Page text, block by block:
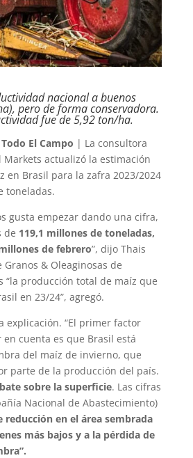
nacional a buenos
pero de forma conservadora.
fue de 5,92 ton/ha.
Todo El Campo | La consultora
Markets actualizó la estimación
en Brasil para la zafra 2023/2024
toneladas.
gusta empezar dando una cifra,
de 119,1 millones de toneladas,
de febrero”, dijo Thais
& Oleaginosas de
“la producción total de maíz que
en 23/24”, agregó.
explicación. “El primer factor
cuenta es que Brasil está
del maíz de invierno, que
parte de la producción del país.
sobre la superficie. Las cifras
Nacional de Abastecimiento)
reducción en el área sembrada
más bajos y a la pérdida de